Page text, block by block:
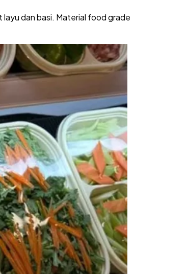
layu dan basi. Material food grade